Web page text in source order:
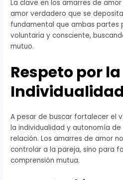
La clave en los amarres de
amor verdadero que se
fundamental que ambas partes
voluntaria y consciente,
mutuo.
Respeto por la
Individualidad
A pesar de buscar fortalecer el
la individualidad y autonomía
relación. Los amarres de amor
controlar a la pareja, sino para
comprensión mutua.